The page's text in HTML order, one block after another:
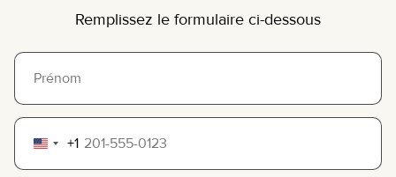
Remplissez le formulaire ci-dessous
United
States
+1